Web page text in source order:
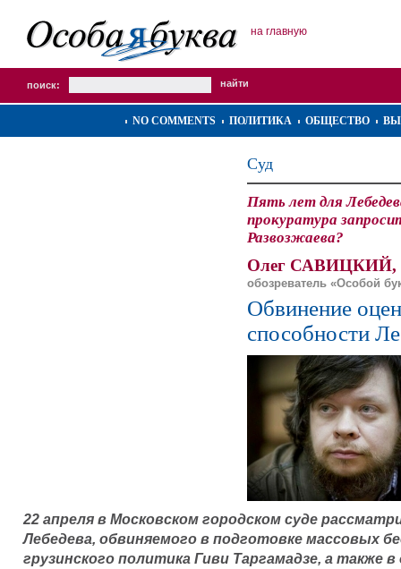
на главную
поиск:
NO COMMENTS ПОЛИТИКА ОБЩЕСТВО
Суд
Пять лет для
прокуратура
Развозжаева?
Олег САВИЦКИЙ,
обозреватель «Особой
Обвинение
способности
22 апреля в Московском городском суде
Лебедева, обвиняемого в подготовке массовых
грузинского политика Гиви Таргамадзе, а также